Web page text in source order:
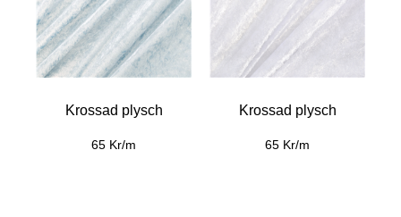
Krossad plysch
65 Kr/m
Krossad plysch
65 Kr/m